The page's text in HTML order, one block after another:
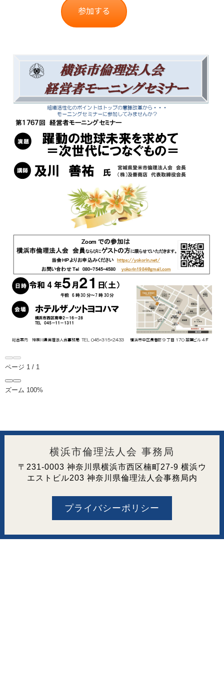
ページ 1 / 1
ズーム 100%
横浜市倫理法人会 事務局
〒231-0003 神奈川県横浜市西区楠町27-9 横浜ウ
エストビル203 神奈川県倫理法人会事務局内
プライバシーポリシー